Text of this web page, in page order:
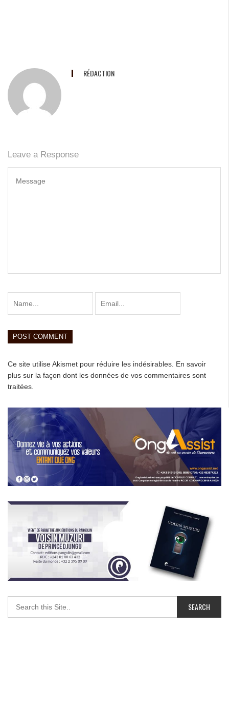
RÉDACTION
Leave a Response
Ce site utilise Akismet pour réduire les indésirables. En savoir
plus sur la façon dont les données de vos commentaires sont
traitées